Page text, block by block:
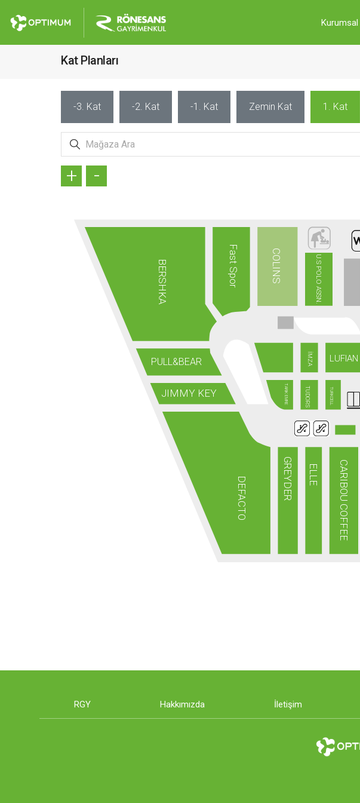
Kurumsal
Kat Planları
-3. Kat -2. Kat -1. Kat Zemin Kat 1. Kat
BERSHKA
CARIBOU COFFEE
COLINS
DEFACTO
ELLE
GREYDER
İMZA
JIMMY KEY
LUFIAN
PULL&BEAR
Fast Spor
TARIK EMRE TUDORS TURKCELL
U.S POLO ASSN.
+ -
RGY Hakkımızda İletişim